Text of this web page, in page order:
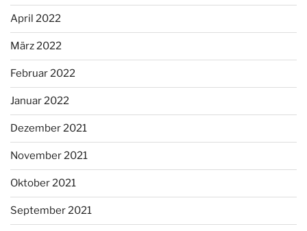
April 2022
März 2022
Februar 2022
Januar 2022
Dezember 2021
November 2021
Oktober 2021
September 2021